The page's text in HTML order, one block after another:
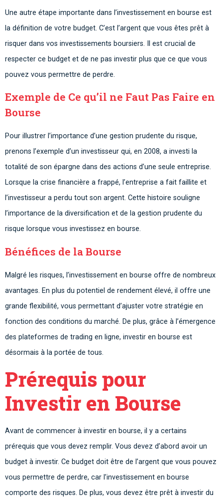
Une autre étape importante dans l’investissement en bourse est
la définition de votre budget. C’est l’argent que vous êtes prêt à
risquer dans vos investissements boursiers. Il est crucial de
respecter ce budget et de ne pas investir plus que ce que vous
pouvez vous permettre de perdre.
Exemple de Ce qu’il ne Faut Pas Faire en
Bourse
Pour illustrer l’importance d’une gestion prudente du risque,
prenons l’exemple d’un investisseur qui, en 2008, a investi la
totalité de son épargne dans des actions d’une seule entreprise.
Lorsque la crise financière a frappé, l’entreprise a fait faillite et
l’investisseur a perdu tout son argent. Cette histoire souligne
l’importance de la diversification et de la gestion prudente du
risque lorsque vous investissez en bourse.
Bénéfices de la Bourse
Malgré les risques, l’investissement en bourse offre de nombreux
avantages. En plus du potentiel de rendement élevé, il offre une
grande flexibilité, vous permettant d’ajuster votre stratégie en
fonction des conditions du marché. De plus, grâce à l’émergence
des plateformes de trading en ligne, investir en bourse est
désormais à la portée de tous.
Prérequis pour
Investir en Bourse
Avant de commencer à investir en bourse, il y a certains
prérequis que vous devez remplir. Vous devez d’abord avoir un
budget à investir. Ce budget doit être de l’argent que vous pouvez
vous permettre de perdre, car l’investissement en bourse
comporte des risques. De plus, vous devez être prêt à investir du